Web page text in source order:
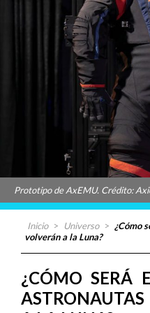
Prototipo de AxEMU. Crédito:
Inicio > Universo > ¿Cómo
volverán a la Luna?
¿CÓMO SERÁ